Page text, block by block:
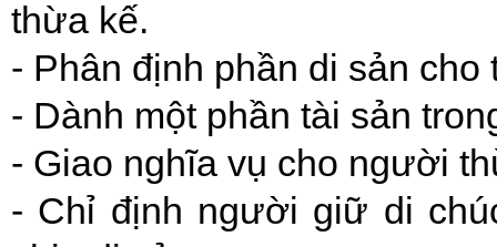
thừa kế.
- Phân định phần di sản
- Dành một phần tài sản
- Giao nghĩa vụ cho người
- Chỉ định người giữ di